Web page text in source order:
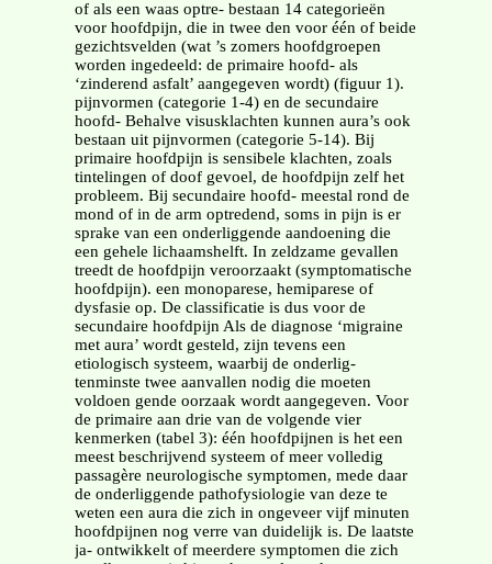
of als een waas optre- bestaan 14 categorieën
voor hoofdpijn, die in twee den voor één of beide
gezichtsvelden (wat ’s zomers hoofdgroepen
worden ingedeeld: de primaire hoofd- als
‘zinderend asfalt’ aangegeven wordt) (figuur 1).
pijnvormen (categorie 1-4) en de secundaire
hoofd- Behalve visusklachten kunnen aura’s ook
bestaan uit pijnvormen (categorie 5-14). Bij
primaire hoofdpijn is sensibele klachten, zoals
tintelingen of doof gevoel, de hoofdpijn zelf het
probleem. Bij secundaire hoofd- meestal rond de
mond of in de arm optredend, soms in pijn is er
sprake van een onderliggende aandoening die
een gehele lichaamshelft. In zeldzame gevallen
treedt de hoofdpijn veroorzaakt (symptomatische
hoofdpijn). een monoparese, hemiparese of
dysfasie op. De classificatie is dus voor de
secundaire hoofdpijn Als de diagnose ‘migraine
met aura’ wordt gesteld, zijn tevens een
etiologisch systeem, waarbij de onderlig-
tenminste twee aanvallen nodig die moeten
voldoen gende oorzaak wordt aangegeven. Voor
de primaire aan drie van de volgende vier
kenmerken (tabel 3): één hoofdpijnen is het een
meest beschrijvend systeem of meer volledig
passagère neurologische symptomen, mede daar
de onderliggende pathofysiologie van deze te
weten een aura die zich in ongeveer vijf minuten
hoofdpijnen nog verre van duidelijk is. De laatste
ja- ontwikkelt of meerdere symptomen die zich